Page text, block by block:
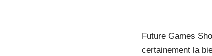
Future Games
certainement la